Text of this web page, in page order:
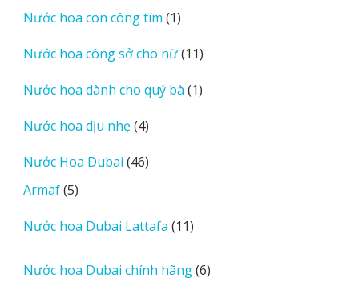
Nước hoa con công tím 11
phẩm
Nước hoa công sở cho nữ 1111
phẩm
Nước hoa dành cho quý bà 11
Nước hoa dịu nhẹ 44
phẩm
Nước Hoa Dubai 4646
Armaf 55
phẩm
Nước hoa Dubai Lattafa 1111
phẩm
Nước hoa Dubai chính hãng 66